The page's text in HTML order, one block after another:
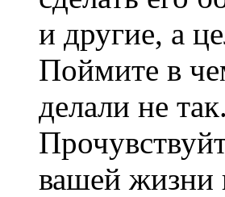
и другие, а
Поймите в
делали не
вашей жизни